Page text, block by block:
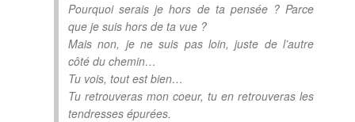
Pourquoi serais je hors de ta pensée ? Parce
que je suis hors de ta vue ?
Mais non, je ne suis pas loin, juste de l’autre
côté du chemin…
Tu vois, tout est bien…
Tu retrouveras mon coeur, tu en retrouveras les
tendresses épurées.